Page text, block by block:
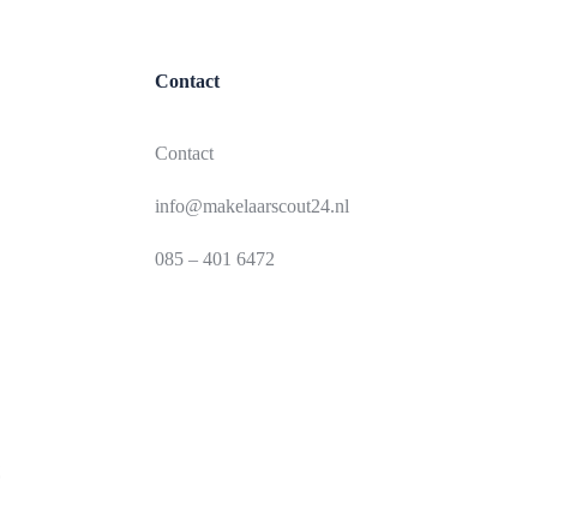
Contact
Contact
info@makelaarscout24.nl
085 – 401 6472